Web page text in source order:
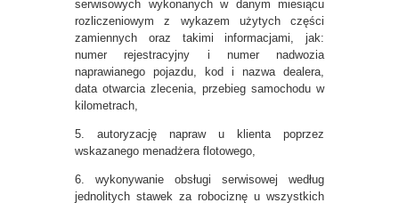
serwisowych wykonanych w danym miesiącu
rozliczeniowym z wykazem użytych części
zamiennych oraz takimi informacjami, jak:
numer rejestracyjny i numer nadwozia
naprawianego pojazdu, kod i nazwa dealera,
data otwarcia zlecenia, przebieg samochodu w
kilometrach,
5. autoryzację napraw u klienta poprzez
wskazanego menadżera flotowego,
6. wykonywanie obsługi serwisowej według
jednolitych stawek za robociznę u wszystkich